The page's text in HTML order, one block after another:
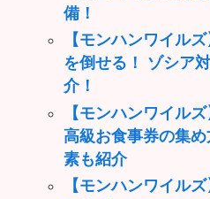
備！
【モンハンワイル
を倒せる！ ゾシア
介！
【モンハンワイル
高級お食事券の集
素も紹介
【モンハンワイル